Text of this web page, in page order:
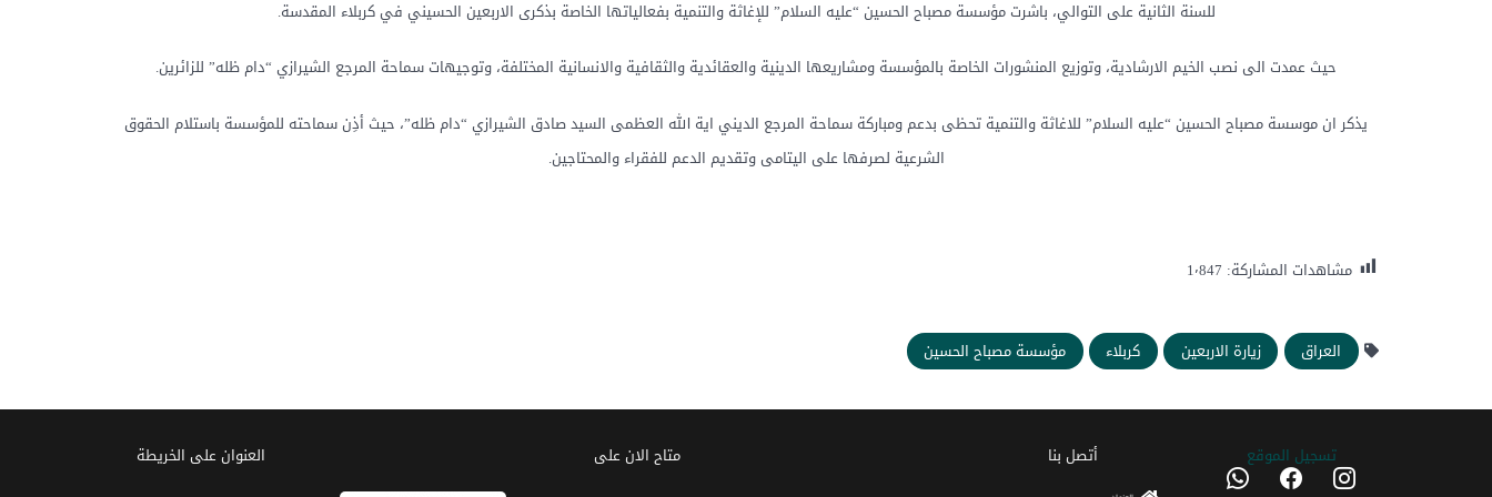
للسنة الثانية على التوالي، باشرت مؤسسة مصباح الحسين “عليه السلام” للإغاثة والتنمية بفعالياتها الخاصة بذكرى الاربعين الحسيني في كربلاء المقدسة.
حيث عمدت الى نصب الخيم الارشادية، وتوزيع المنشورات الخاصة بالمؤسسة ومشاريعها الدينية والعقائدية والثقافية والانسانية المختلفة، وتوجيهات سماحة المرجع الشيرازي “دام ظله” للزائرين.
يذكر ان موسسة مصباح الحسين “عليه السلام” للاغاثة والتنمية تحظى بدعم ومباركة سماحة المرجع الديني اية الله العظمى السيد صادق الشيرازي “دام ظله”، حيث أذِن سماحته للمؤسسة باستلام الحقوق
الشرعية لصرفها على اليتامى وتقديم الدعم للفقراء والمحتاجين.
مشاهدات المشاركة: 1٬847
العراق زيارة الاربعين كربلاء مؤسسة مصباح الحسين
تسجیل الموقعinstagram
facebook
whatsapp أتصل بنا متاح الان على العنوان علی الخریطة